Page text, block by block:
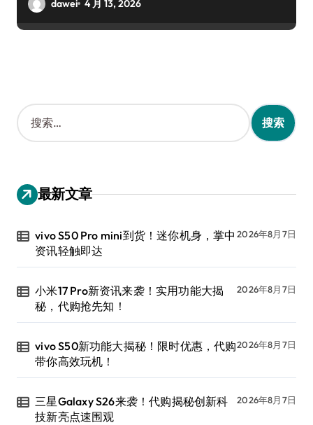
dawei 4 月 13, 2026
搜
索
：
最新文章
vivo S50 Pro mini到货！迷你机身，掌中
资讯轻触即达
2026年8月7日
小米17 Pro新资讯来袭！实用功能大揭
秘，代购抢先知！
2026年8月7日
vivo S50新功能大揭秘！限时优惠，代购
带你高效玩机！
2026年8月7日
三星Galaxy S26来袭！代购揭秘创新科
技新亮点速围观
2026年8月7日